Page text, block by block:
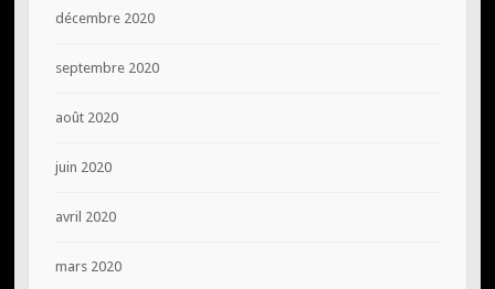
décembre 2020
septembre 2020
août 2020
juin 2020
avril 2020
mars 2020